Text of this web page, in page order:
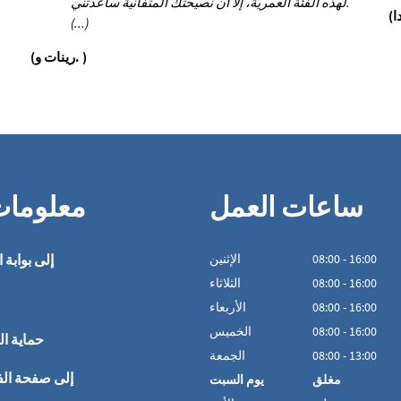
(...)
(رينات و. )
إلى بوابة
حماية
إلى صفحة
ساعات العمل
الإثنين 08:00- 16:00
الثلاثاء 08:00- 16:00
الأربعاء 08:00- 16:00
الخميس 08:00- 16:00
الجمعة 08:00- 13:00
يوم السبت
مغلق